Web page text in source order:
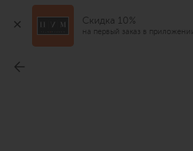
Скидка 10%
на первый заказ в приложении